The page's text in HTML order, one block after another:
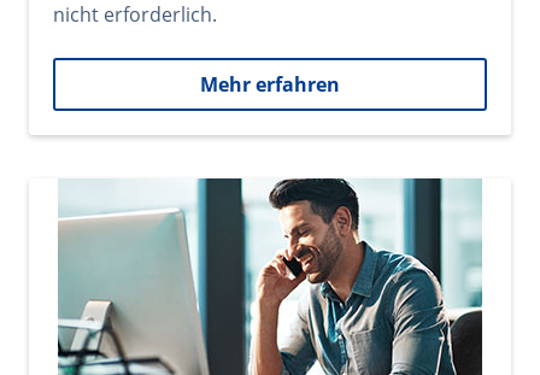
nicht erforderlich.
Mehr erfahren